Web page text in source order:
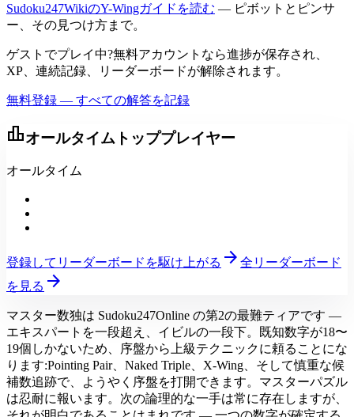
Sudoku247WikiのY-Wingガイドを読む — ピボットとピンサ
ー、その見つけ方まで。
ゲストでプレイ中?無料アカウントなら進捗が保存され、
XP、連続記録、リーダーボードが解除されます。
無料登録 — すべての解答を記録
leaderboardオールタイムトッププレイヤー
オールタイム
登録してリーダーボードを駆け上がる arrow_forward 全リーダーボード
を見る arrow_forward
マスター数独は Sudoku247Online の第2の最難ティアです —
エキスパートを一段超え、イビルの一段下。既知数字が18〜
19個しかないため、序盤から上級テクニックに頼ることにな
ります:Pointing Pair、Naked Triple、X-Wing、そして慎重な候
補数追跡で、ようやく序盤を打開できます。マスターパズル
は忍耐に報います。次の論理的な一手は常に存在しますが、